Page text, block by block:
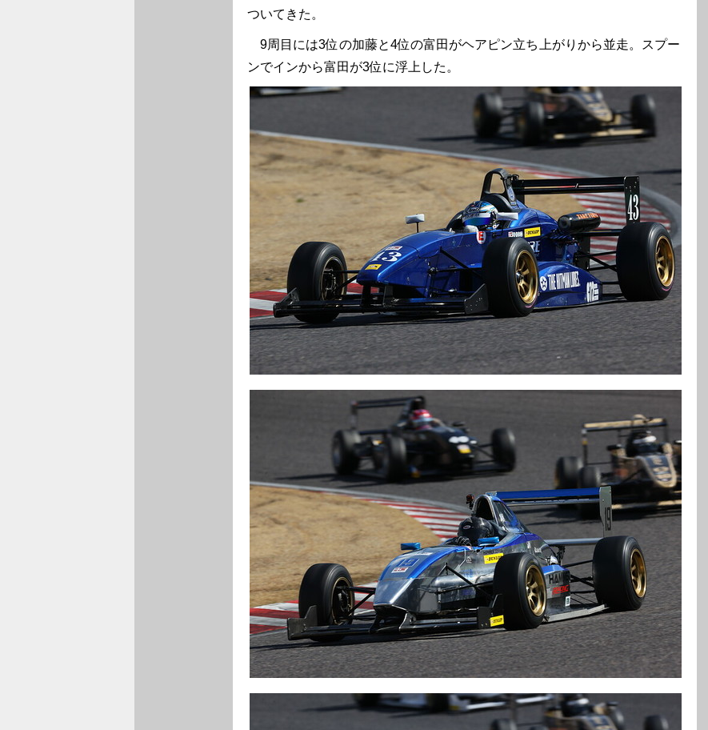
ついてきた。
9周目には3位の加藤と4位の富田がヘアピン立ち上がりから並走。スプー
ンでインから富田が3位に浮上した。